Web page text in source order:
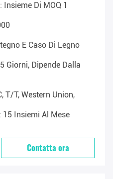
Insieme Di MOQ 1
E Caso Di Legno
Giorni, Dipende Dalla
T/T, Western Union,
15 Insiemi Al Mese
Contatta ora